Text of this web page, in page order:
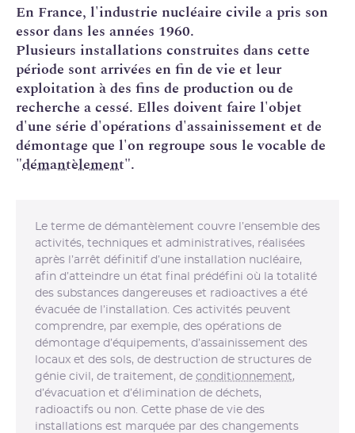
En France, l'industrie nucléaire civile a pris son
essor dans les années 1960.
Plusieurs installations construites dans cette
période sont arrivées en fin de vie et leur
exploitation à des fins de production ou de
recherche a cessé. Elles doivent faire l'objet
d'une série d'opérations d'assainissement et de
démontage que l'on regroupe sous le vocable de
"démantèlement".
Le terme de démantèlement couvre l’ensemble des
activités, techniques et administratives, réalisées
après l’arrêt définitif d’une installation nucléaire,
afin d’atteindre un état final prédéfini où la totalité
des substances dangereuses et radioactives a été
évacuée de l’installation. Ces activités peuvent
comprendre, par exemple, des opérations de
démontage d’équipements, d’assainissement des
locaux et des sols, de destruction de structures de
génie civil, de traitement, de conditionnement,
d’évacuation et d’élimination de déchets,
radioactifs ou non. Cette phase de vie des
installations est marquée par des changements